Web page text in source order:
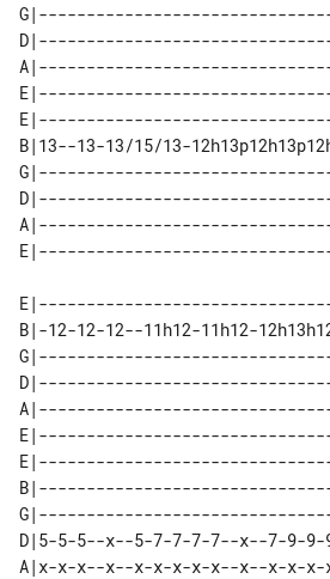
B|13--13-13/15/13-
B|-12-12-12--11h12-11h12-
D|5-5-5--x--5-7-7-7-7--x--7-9-9-
A|x-x-x--x--x-x-x-x-x--x--x-x-x-